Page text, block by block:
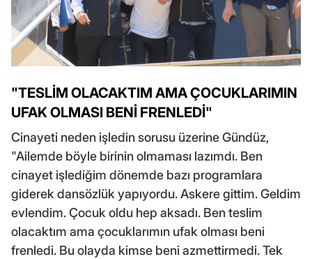
"TESLİM OLACAKTIM AMA ÇOCUKLARIMIN
UFAK OLMASI BENİ FRENLEDİ"
Cinayeti neden işledin sorusu üzerine Gündüz,
"Ailemde böyle birinin olmaması lazımdı. Ben
cinayet işlediğim dönemde bazı programlara
giderek dansözlük yapıyordu. Askere gittim. Geldim
evlendim. Çocuk oldu hep aksadı. Ben teslim
olacaktım ama çocuklarımın ufak olması beni
frenledi. Bu olayda kimse beni azmettirmedi. Tek